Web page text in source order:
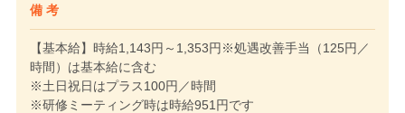
備 考
【基本給】時給1,143円～1,353円※処遇改善手当（125円／
時間）は基本給に含む
※土日祝日はプラス100円／時間
※研修ミーティング時は時給951円です